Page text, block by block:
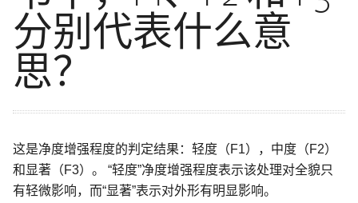
分别代表什么意
思？
这是净度增强程度的判定结果：轻度（F1），中度（F2）
和显著（F3）。 “轻度”净度增强程度表示该处理对全貌只
有轻微影响，而“显著”表示对外形有明显影响。